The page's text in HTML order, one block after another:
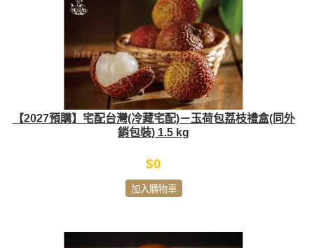
【2027預購】宅配台灣(冷藏宅配)－玉荷包荔枝禮盒(同外
銷包裝) 1.5 kg
$0
加入購物車